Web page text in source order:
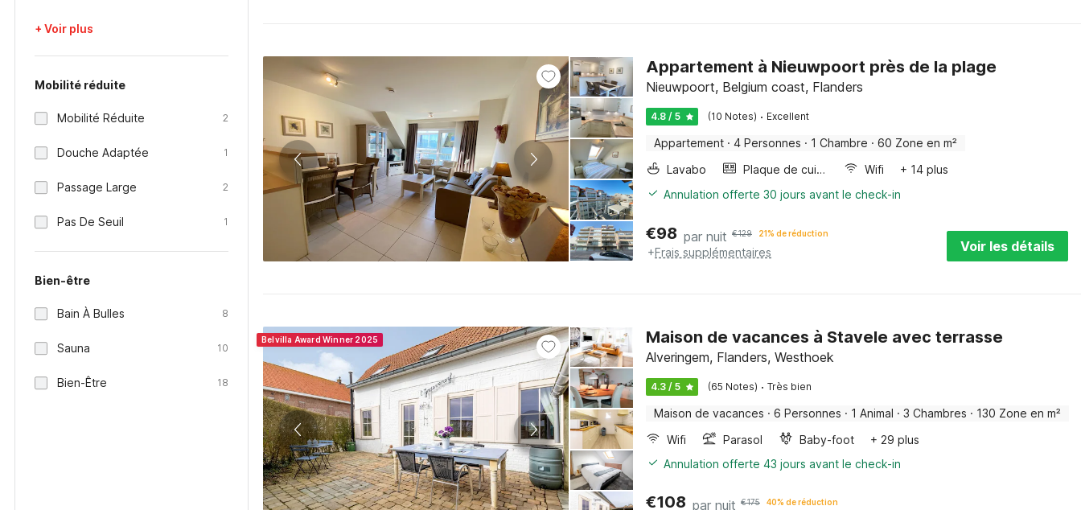
+ Voir plus
Mobilité réduite
Mobilité Réduite 2
Douche Adaptée 1
Passage Large 2
Pas De Seuil 1
Bien-être
Bain À Bulles 8
Sauna 10
Bien-Être 18
Appartement à Nieuwpoort près de la plage
Nieuwpoort, Belgium coast, Flanders
4.8 / 5 (10 Notes) · Excellent
Appartement · 4 Personnes · 1 Chambre · 60 Zone en m²
Lavabo
Plaque de cuisson Wifi
+ 14 plus
Annulation offerte 30 jours avant le check-in
€98 par nuit €129 21% de réduction
+Frais supplémentaires Voir les détails
Belvilla Award Winner 2025 Maison de vacances à Stavele avec terrasse
Alveringem, Flanders, Westhoek
4.3 / 5 (65 Notes) · Très bien
Maison de vacances · 6 Personnes · 1 Animal · 3 Chambres · 130 Zone en m²
Wifi
Parasol Baby-foot
+ 29 plus
Annulation offerte 43 jours avant le check-in
€108 par nuit €175 40% de réduction